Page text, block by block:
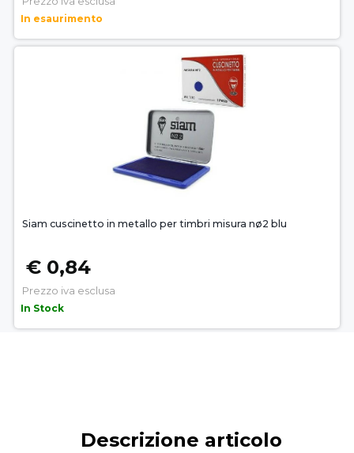
In esaurimento
Siam cuscinetto in metallo per timbri misura nø2 blu
€ 0,84
Prezzo iva esclusa
In Stock
Descrizione articolo